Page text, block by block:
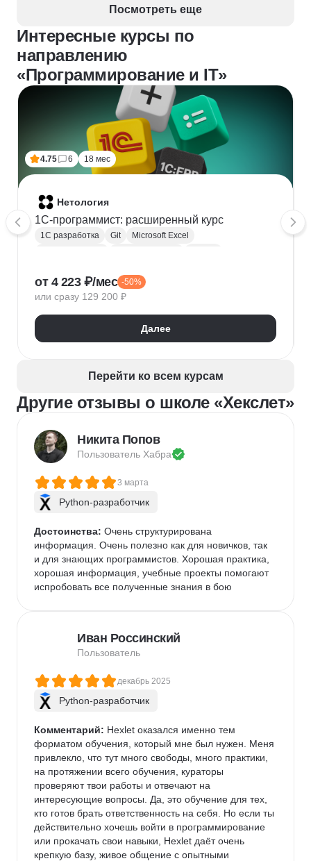
Посмотреть еще
Интересные курсы по
направлению
«Программирование и IT»
4.75 6 18 мес
Нетология
1C-программист: расширенный курс
1С разработка Git
Microsoft Excel
Конфигурирование 1С
от 4 223 ₽/мес -50%
или сразу 129 200 ₽
Далее
Перейти ко всем курсам
Другие отзывы о школе «Хекслет»
Никита Попов
Пользователь Хабра
3 марта
Python-разработчик
Достоинства: Очень структурирована
информация. Очень полезно как для новичков, так
и для знающих программистов. Хорошая практика,
хорошая информация, учебные проекты помогают
испробовать все полученные знания в бою
Иван Россинский
Пользователь
декабрь 2025
Python-разработчик
Комментарий: Hexlet оказался именно тем
форматом обучения, который мне был нужен. Меня
привлекло, что тут много свободы, много практики,
на протяжении всего обучения, кураторы
проверяют твои работы и отвечают на
интересующие вопросы. Да, это обучение для тех,
кто готов брать ответственность на себя. Но если ты
действительно хочешь войти в программирование
или прокачать свои навыки, Hexlet даёт очень
крепкую базу, живое общение с опытными